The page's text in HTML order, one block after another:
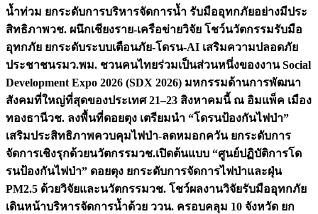
น้ำท่วม ยกระดับการบริหารจัดการน้ำ รับมืออุทกภัยอย่างมีประ
สิทธิภาพวช. ผนึกเชียงราย-เครือข่ายวิจัย โชว์นวัตกรรมรับมือ
อุทกภัย ยกระดับระบบเตือนภัย-โดรน-AI เสริมความปลอดภัย
ประชาชนรมว.พม. ชวนคนไทยร่วมเป็นส่วนหนึ่งของงาน Social
Development Expo 2026 (SDX 2026) มหกรรมด้านการพัฒนา
สังคมที่ใหญ่ที่สุดของประเทศ 21–23 สิงหาคมนี้ ณ อิมแพ็ค เมือง
ทองธานีวช. ลงพื้นที่ดอยตุง เตรียมนำ “โดรนป้องกันไฟป่า”
เสริมประสิทธิภาพควบคุมไฟป่า-ลดหมอกควัน ยกระดับการ
จัดการเชิงรุกด้วยนวัตกรรมวช.เปิดต้นแบบ “ศูนย์ปฏิบัติการโด
รนป้องกันไฟป่า” ดอยตุง ยกระดับการจัดการไฟป่าและฝุ่น
PM2.5 ด้วยวิจัยและนวัตกรรมวช. โชว์ผลงานวิจัยรับมืออุทกภัย
เดินหน้าบริหารจัดการน้ำด้วย ววน. ครอบคลุม 10 จังหวัด ยก